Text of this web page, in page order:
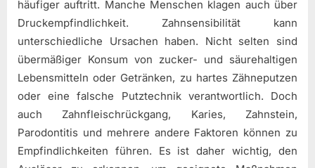
häufiger auftritt. Manche Menschen klagen auch über
Druckempfindlichkeit. Zahnsensibilität kann
unterschiedliche Ursachen haben. Nicht selten sind
übermäßiger Konsum von zucker- und säurehaltigen
Lebensmitteln oder Getränken, zu hartes Zähneputzen
oder eine falsche Putztechnik verantwortlich. Doch
auch Zahnfleischrückgang, Karies, Zahnstein,
Parodontitis und mehrere andere Faktoren können zu
Empfindlichkeiten führen. Es ist daher wichtig, den